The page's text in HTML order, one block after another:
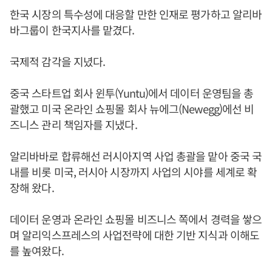
한국 시장의 특수성에 대응할 만한 인재로 평가하고 알리바
바그룹이 한국지사를 맡겼다.
국제적 감각을 지녔다.
중국 스타트업 회사 윈투(Yuntu)에서 데이터 운영팀을 총
괄했고 미국 온라인 쇼핑몰 회사 뉴에그(Newegg)에선 비
즈니스 관리 책임자를 지냈다.
알리바바로 합류해선 러시아지역 사업 총괄을 맡아 중국 국
내를 비롯 미국, 러시아 시장까지 사업의 시야를 세계로 확
장해 왔다.
데이터 운영과 온라인 쇼핑몰 비즈니스 쪽에서 경력을 쌓으
며 알리익스프레스의 사업전략에 대한 기반 지식과 이해도
를 높여왔다.